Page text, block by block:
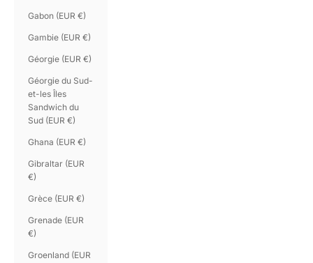
Gabon (EUR €)
Gambie (EUR €)
Géorgie (EUR €)
Géorgie du Sud-
et-les Îles
Sandwich du
Sud (EUR €)
Ghana (EUR €)
Gibraltar (EUR
€)
Grèce (EUR €)
Grenade (EUR
€)
Groenland (EUR